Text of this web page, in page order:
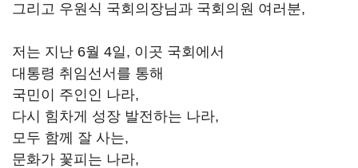
그리고 우원식 국회의장님과 국회의원 여러분,
저는 지난 6월 4일, 이곳 국회에서
대통령 취임선서를 통해
국민이 주인인 나라,
다시 힘차게 성장 발전하는 나라,
모두 함께 잘 사는,
문화가 꽃피는 나라,